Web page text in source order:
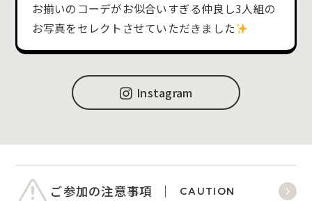
お揃いのコーデがお似合いすぎる仲良し3人組の
お写真をセレクトさせていただきました
Instagram
ご参加の注意事項 CAUTION